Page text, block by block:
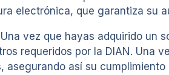
electrónica, que garantiza su
vez que hayas adquirido
requeridos por la DIAN. Una
así su